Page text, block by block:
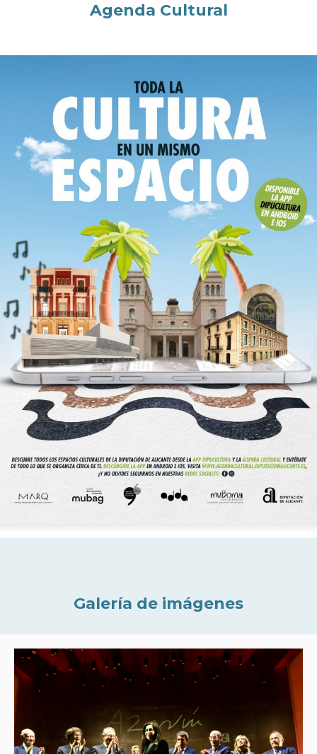
Agenda Cultural
Galería de imágenes